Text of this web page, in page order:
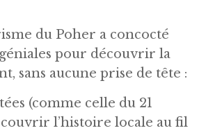
du Poher a concocté
pour découvrir la
sans aucune prise de tête :
(comme celle du 21
l’histoire locale au fil